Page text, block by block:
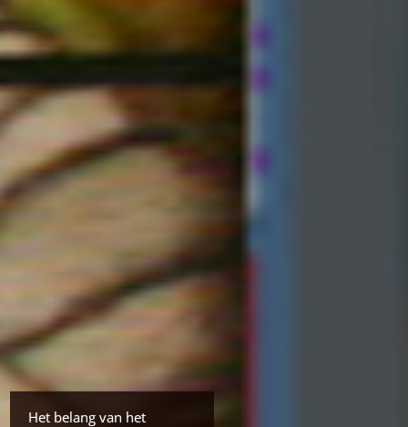
Het belang van het